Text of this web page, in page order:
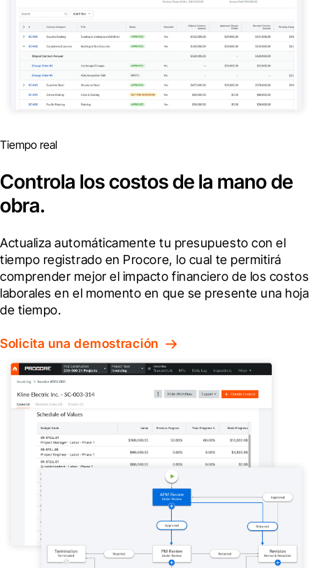
Tiempo real
Controla los costos de la mano de
obra.
Actualiza automáticamente tu presupuesto con el
tiempo registrado en Procore, lo cual te permitirá
comprender mejor el impacto financiero de los costos
laborales en el momento en que se presente una hoja
de tiempo.
Solicita una demostración